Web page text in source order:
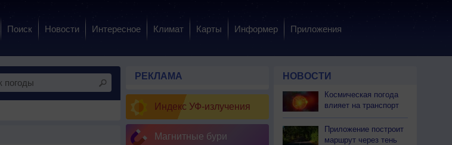
Поиск Новости Интересное Климат Карты Информер Приложения
РЕКЛАМА
Индекс УФ-излучения
Магнитные бури
НОВОСТИ
Космическая погода
влияет на транспорт
Приложение построит
маршрут через тень